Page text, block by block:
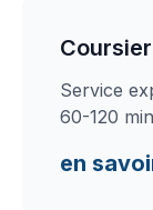
Service
60-120
en